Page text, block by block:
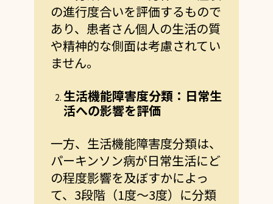
の進行度合いを評価するもので
あり、患者さん個人の生活の質
や精神的な側面は考慮されてい
ません。
生活機能障害度分類：日常生
活への影響を評価
一方、生活機能障害度分類は、
パーキンソン病が日常生活にど
の程度影響を及ぼすかによっ
て、3段階（1度～3度）に分類